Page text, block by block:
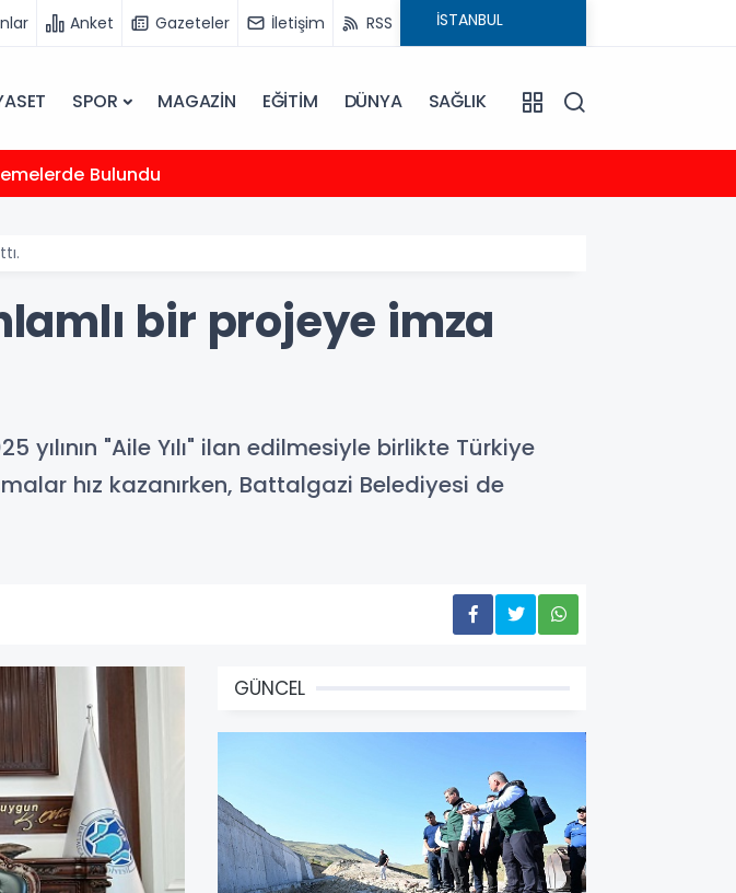
Anket Gazeteler İletişim RSS
SPOR MAGAZİN EĞİTİM DÜNYA SAĞLIK
Bulundu
bir projeye imza
"Aile Yılı" ilan edilmesiyle birlikte Türkiye
hız kazanırken, Battalgazi Belediyesi de
GÜNCEL